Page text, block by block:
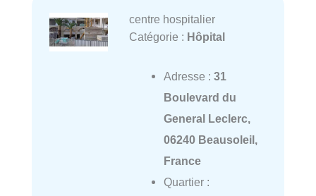
centre hospitalier
Catégorie : Hôpital
Adresse : 31
Boulevard du
General Leclerc,
06240 Beausoleil,
France
Quartier :